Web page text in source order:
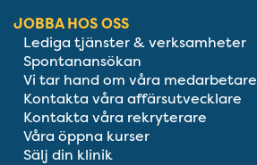
JOBBA HOS OSS
Lediga tjänster & verksamheter
Spontanansökan
Vi tar hand om våra medarbetare
Kontakta våra affärsutvecklare
Kontakta våra rekryterare
Våra öppna kurser
Sälj din klinik